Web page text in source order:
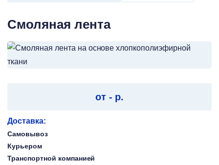
Смоляная лента
от - р.
Доставка:
Самовывоз
Курьером
Транспортной компанией